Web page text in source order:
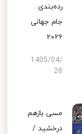
رده‌بندی
جام جهانی
۲۰۲۶
1405/04/
28
مسی بازهم
درخشید /